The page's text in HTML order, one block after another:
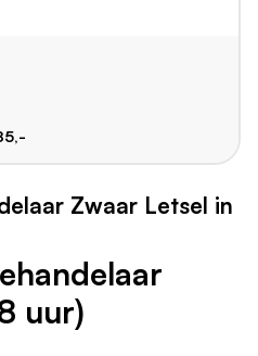
Zwaar Letsel in
uur)